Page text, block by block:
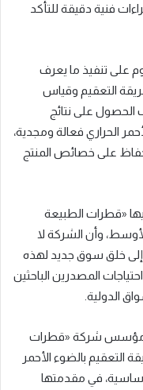
فنية دقيقة للتأكد
على تنفيذ ما يعرف
التعقيم وقياس
الحصول على نتائج
الحراري فعالة ومجدية،
على خصائص المنتج
«قطرات الطبيعة
وأن الشركة لا
خلق سوق جديد لهذه
المصدرين الباحثين
الدولية.
مؤسس شركة «قطرات
التعقيم بالضوء الأحمر
في مقدمتها